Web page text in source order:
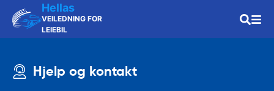
Hellas
VEILEDNING FOR
LEIEBIL
Hjelp og kontakt